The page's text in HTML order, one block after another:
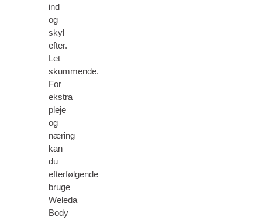
ind
og
skyl
efter.
Let
skummende.
For
ekstra
pleje
og
næring
kan
du
efterfølgende
bruge
Weleda
Body